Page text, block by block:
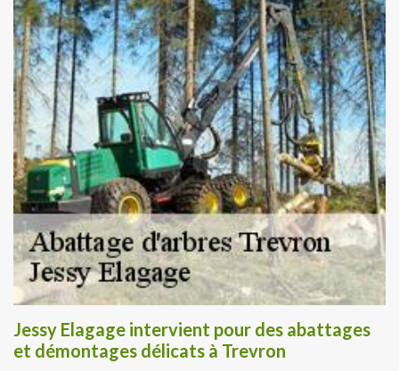
Jessy Elagage intervient pour des abattages
et démontages délicats à Trevron